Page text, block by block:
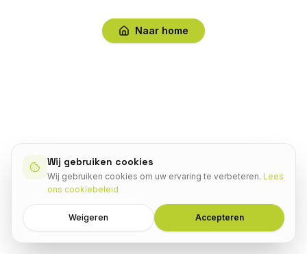
Wij gebruiken cookies
Wij gebruiken cookies om uw ervaring te verbeteren. Lees
ons cookiebeleid
Weigeren Accepteren
Naar home